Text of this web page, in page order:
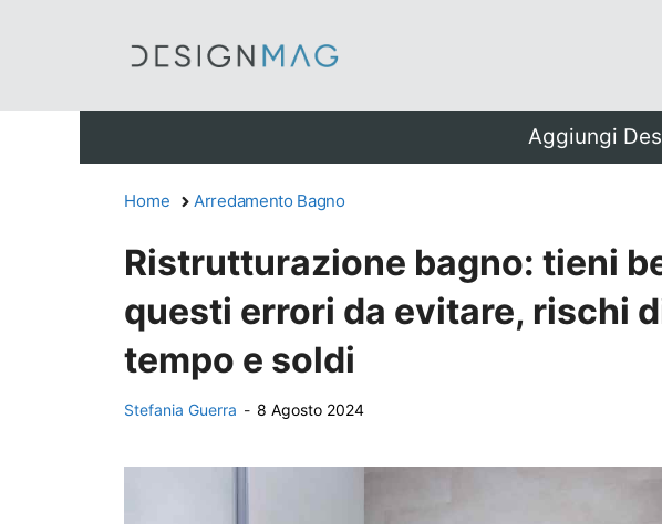
Aggiungi
Home Arredamento Bagno
Ristrutturazione bagno: tieni
questi errori da evitare, rischi
tempo e soldi
Stefania Guerra - 8 Agosto 2024